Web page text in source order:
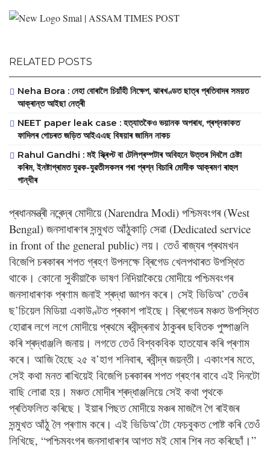
RELATED POSTS
Neha Bora : নেহা বোৰালৈ চিয়াঁহী নিক্ষেপ, ঝাৰখণ্ডত ছাত্ৰ প্ৰতিবাদৰ সময়ত
আক্ৰান্ত আইছা নেত্ৰী
NEET paper leak case : হত্যাতকৈও ভয়ানক অপৰাধ, প্ৰশ্নকাকত
ফাদিলৰ গোচৰত জড়িত আইএএছ বিষয়াৰ জামিন নাকচ
Rahul Gandhi : মই স্ক্ৰিপ্ট বা টেলিপ্ৰম্পটাৰ অবিহনে উত্তৰ দিবলৈ চেষ্টা
কৰিম, ইনষ্টাগ্ৰামত যুৱক-যুৱতীসকলৰ পৰা প্ৰশ্ন বিচাৰি মোদীক আক্ৰমণ ৰাহুল
গান্ধীৰ
প্ৰধানমন্ত্ৰী নৰেন্দ্ৰ মোদীয়ে (Narendra Modi) পশ্চিমবংগৰ (West
Bengal) জনসাধাৰণৰ সন্মুখত আঁঠুকাঢ়ি সেৱা (Dedicated service
in front of the general public) লয়। তেওঁ ৰাজ্যৰ প্ৰথমখন
বিজেপি চৰকাৰৰ শপত গ্ৰহণ উপলক্ষে ব্ৰিগেড খেলপথাৰত উপস্থিত
থাকে। কোনো সুকীয়াকৈ ভাষণ নিদিয়াকৈয়ে মোদীয়ে পশ্চিমবংগৰ
জনসাধাৰণক প্ৰণাম জনাই শ্ৰদ্ধা জ্ঞাপন কৰে। সেই ভিডিঅ’ তেওঁৰ
ছ’চিয়েল মিডিয়া একাউণ্টত প্ৰকাশ পাইছে। ব্ৰিগেডৰ মঞ্চত উপস্থিত
হোৱাৰ লগে লগে মোদীয়ে প্ৰথমে ৰবীন্দ্ৰনাথ ঠাকুৰৰ ছবিতক পুষ্পাঞ্জলি
কৰি শ্ৰদ্ধাঞ্জলি জনায়। লগতে তেওঁ বিশ্বকবিক হাতযোৰ কৰি প্ৰণাম
কৰে। আজি হৈছে ২৫ ব’হাগ শনিবাৰ, ৰবীন্দ্ৰ জয়ন্তী। একাংশৰ মতে,
সেই কথা মনত ৰাখিয়েই বিজেপি চৰকাৰৰ শপত গ্ৰহণৰ বাবে এই দিনটো
বাছি লোৱা হয়। মঞ্চত মোদীৰ শ্ৰদ্ধাঞ্জলিয়ে সেই কথা পৃথকে
প্ৰতিফলিত কৰিছে। ইয়াৰ পিছত মোদীয়ে মঞ্চৰ মাজলৈ গৈ ৰাইজৰ
সন্মুখত আঁঠু লৈ প্ৰণাম কৰে। এই ভিডিঅ’টো ফেচবুকত পোষ্ট কৰি তেওঁ
লিখিছে, “পশ্চিমবংগৰ জনসাধাৰণৰ আগত মই মোৰ শিৰ নত কৰিছোঁ।”